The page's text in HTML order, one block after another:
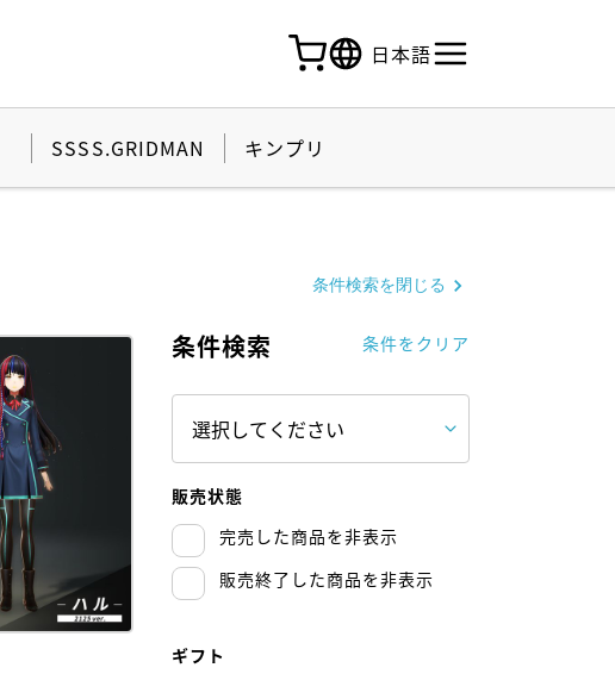
日本語
SSSS.GRIDMAN キンプリ
条件検索を閉じる
条件検索 条件をクリア
販売状態
完売した商品を非表示
販売終了した商品を非表示
ギフト